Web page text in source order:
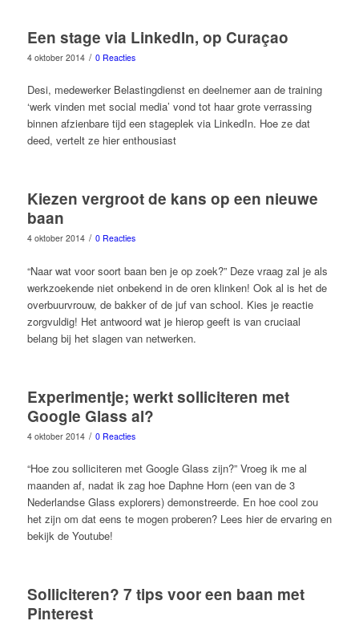
Een stage via LinkedIn, op Curaçao
4 oktober 2014 / 0 Reacties
Desi, medewerker Belastingdienst en deelnemer aan de training
‘werk vinden met social media’ vond tot haar grote verrassing
binnen afzienbare tijd een stageplek via LinkedIn. Hoe ze dat
deed, vertelt ze hier enthousiast
Kiezen vergroot de kans op een nieuwe
baan
4 oktober 2014 / 0 Reacties
“Naar wat voor soort baan ben je op zoek?” Deze vraag zal je als
werkzoekende niet onbekend in de oren klinken! Ook al is het de
overbuurvrouw, de bakker of de juf van school. Kies je reactie
zorgvuldig! Het antwoord wat je hierop geeft is van cruciaal
belang bij het slagen van netwerken.
Experimentje; werkt solliciteren met
Google Glass al?
4 oktober 2014 / 0 Reacties
“Hoe zou solliciteren met Google Glass zijn?” Vroeg ik me al
maanden af, nadat ik zag hoe Daphne Horn (een van de 3
Nederlandse Glass explorers) demonstreerde. En hoe cool zou
het zijn om dat eens te mogen proberen? Lees hier de ervaring en
bekijk de Youtube!
Solliciteren? 7 tips voor een baan met
Pinterest